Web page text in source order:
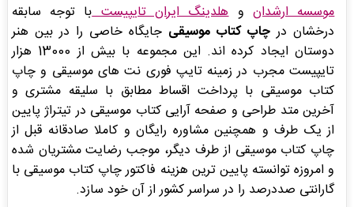
موسسه ارشدان وهلدینگ ایران تایپیستبا توجه سابقه
درخشان در چاپ کتاب موسیقی جایگاه خاصی را در بین هنر
دوستان ایجاد کرده اند. این مجموعه با بیش از 13000 هزار
تایپیست مجرب در زمینه تایپ فوری نت های موسیقی و چاپ
کتاب موسیقی با پرداخت اقساط مطابق با سلیقه مشتری و
آخرین متد طراحی و صفحه آرایی کتاب موسیقی در تیتراژ پایین
از یک طرف و همچنین مشاوره رایگان و کاملا صادقانه قبل از
چاپ کتاب موسیقی از طرف دیگر، موجب رضایت مشتریان شده
و امروزه توانسته پایین ترین هزینه فاکتور چاپ کتاب موسیقی با
گارانتی صددرصد را در سراسر کشور از آن خود سازد.